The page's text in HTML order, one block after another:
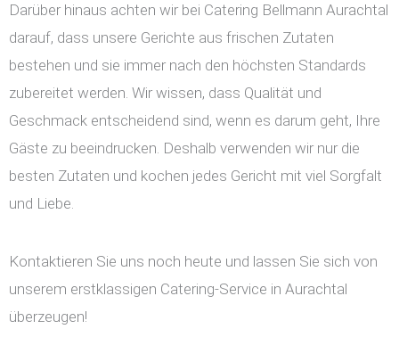
Darüber hinaus achten wir bei Catering Bellmann Aurachtal
darauf, dass unsere Gerichte aus frischen Zutaten
bestehen und sie immer nach den höchsten Standards
zubereitet werden. Wir wissen, dass Qualität und
Geschmack entscheidend sind, wenn es darum geht, Ihre
Gäste zu beeindrucken. Deshalb verwenden wir nur die
besten Zutaten und kochen jedes Gericht mit viel Sorgfalt
und Liebe.
Kontaktieren Sie uns noch heute und lassen Sie sich von
unserem erstklassigen Catering-Service in Aurachtal
überzeugen!